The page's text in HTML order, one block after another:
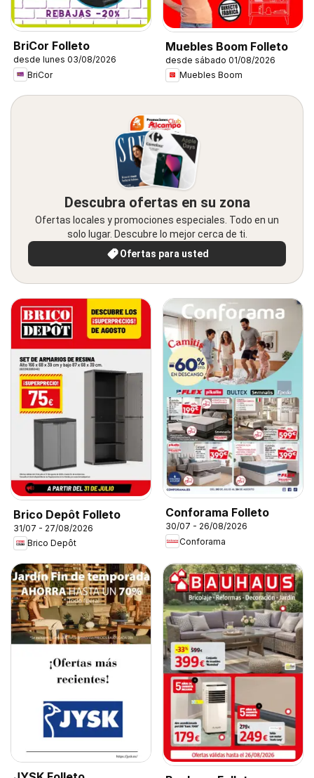
BriCor Folleto
desde lunes 03/08/2026
BriCor
Muebles Boom Folleto
desde sábado 01/08/2026
Muebles Boom
Descubra ofertas en su zona
Ofertas locales y promociones especiales. Todo en un
solo lugar. Descubre lo mejor cerca de ti.
Ofertas para usted
Brico Depôt Folleto
31/07 - 27/08/2026
Brico Depôt
Conforama Folleto
30/07 - 26/08/2026
Conforama